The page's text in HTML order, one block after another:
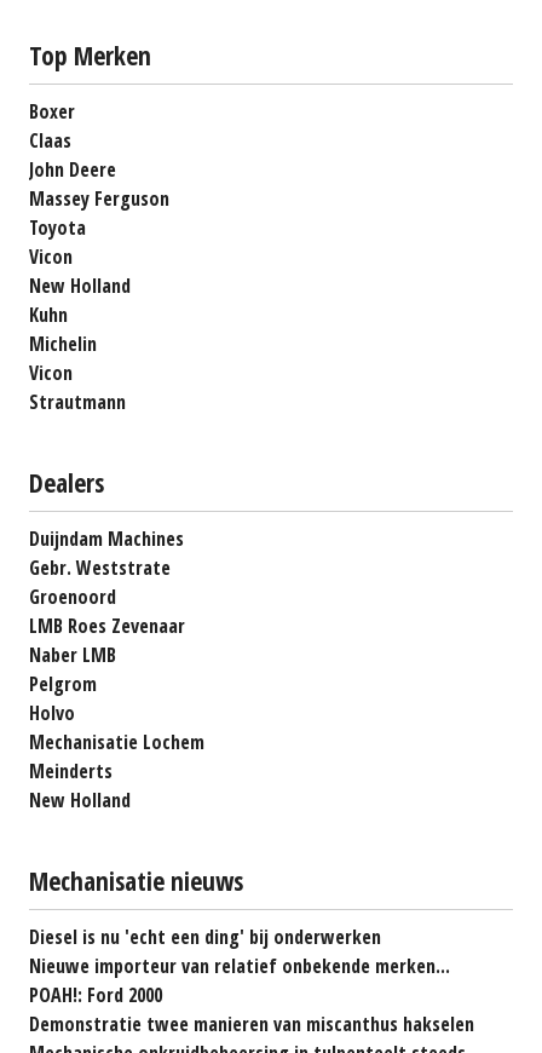
Top Merken
Boxer
Claas
John Deere
Massey Ferguson
Toyota
Vicon
New Holland
Kuhn
Michelin
Vicon
Strautmann
Dealers
Duijndam Machines
Gebr. Weststrate
Groenoord
LMB Roes Zevenaar
Naber LMB
Pelgrom
Holvo
Mechanisatie Lochem
Meinderts
New Holland
Mechanisatie nieuws
Diesel is nu 'echt een ding' bij onderwerken
Nieuwe importeur van relatief onbekende merken...
POAH!: Ford 2000
Demonstratie twee manieren van miscanthus hakselen